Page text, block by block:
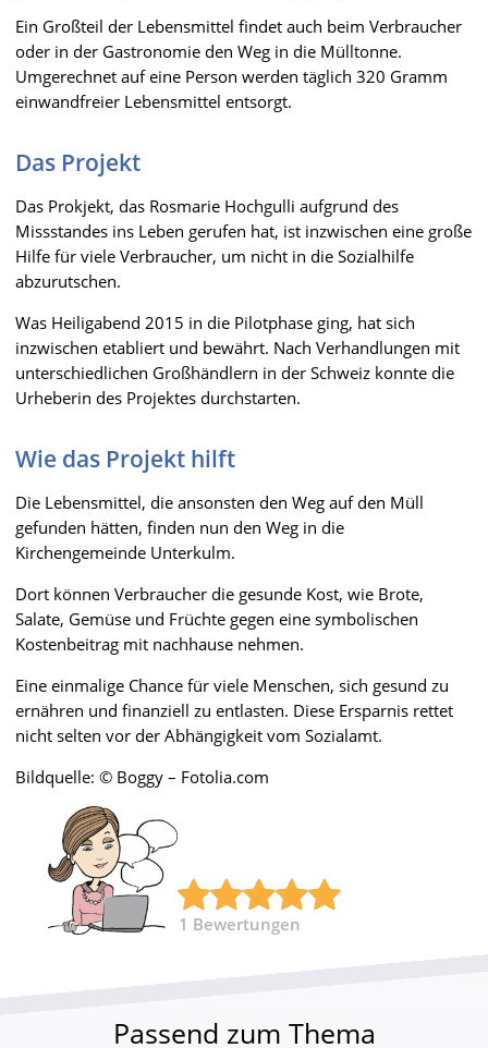
Ein Großteil der Lebensmittel findet auch beim Verbraucher
oder in der Gastronomie den Weg in die Mülltonne.
Umgerechnet auf eine Person werden täglich 320 Gramm
einwandfreier Lebensmittel entsorgt.
Das Projekt
Das Prokjekt, das Rosmarie Hochgulli aufgrund des
Missstandes ins Leben gerufen hat, ist inzwischen eine große
Hilfe für viele Verbraucher, um nicht in die Sozialhilfe
abzurutschen.
Was Heiligabend 2015 in die Pilotphase ging, hat sich
inzwischen etabliert und bewährt. Nach Verhandlungen mit
unterschiedlichen Großhändlern in der Schweiz konnte die
Urheberin des Projektes durchstarten.
Wie das Projekt hilft
Die Lebensmittel, die ansonsten den Weg auf den Müll
gefunden hätten, finden nun den Weg in die
Kirchengemeinde Unterkulm.
Dort können Verbraucher die gesunde Kost, wie Brote,
Salate, Gemüse und Früchte gegen eine symbolischen
Kostenbeitrag mit nachhause nehmen.
Eine einmalige Chance für viele Menschen, sich gesund zu
ernähren und finanziell zu entlasten. Diese Ersparnis rettet
nicht selten vor der Abhängigkeit vom Sozialamt.
Bildquelle: © Boggy – Fotolia.com
1 Bewertungen
Passend zum Thema